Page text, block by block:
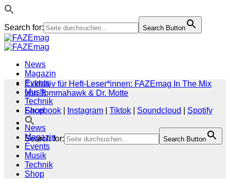
Search for: Search Button
Zum
Inhalt
News
Magazin
Events
Musik
Technik
Shop
Search for: Search Button
Exklusiv für Heft-Leser*innen: FAZEmag In The Mix
von Tommahawk & Dr. Motte
Facebook
Instagram Tiktok Soundcloud
Spotify
News
Magazin
Events
Musik
Technik
Shop